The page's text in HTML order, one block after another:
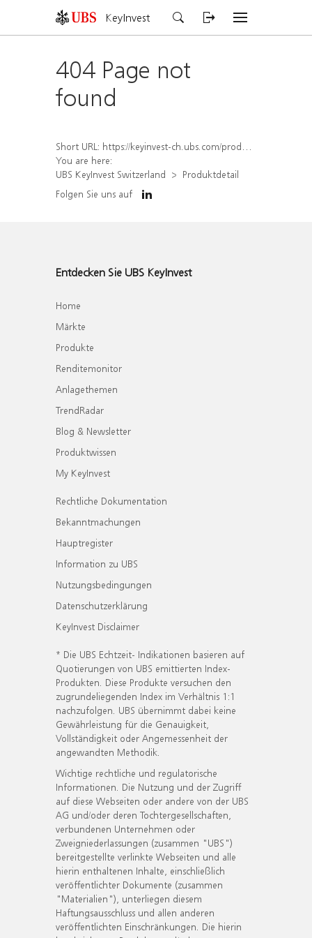
KeyInvest
404 Page not
found
Short URL: https://keyinvest-ch.ubs.com/produkt/detail/index/isin/CH1579307534
You are here:
UBS KeyInvest Switzerland
Produktdetail
Folgen Sie uns auf
Entdecken Sie UBS KeyInvest
Home
Märkte
Produkte
Renditemonitor
Anlagethemen
TrendRadar
Blog & Newsletter
Produktwissen
My KeyInvest
Rechtliche Dokumentation
Bekanntmachungen
Hauptregister
Information zu UBS
Nutzungsbedingungen
Datenschutzerklärung
KeyInvest Disclaimer
* Die UBS Echtzeit- Indikationen basieren auf
Quotierungen von UBS emittierten Index-
Produkten. Diese Produkte versuchen den
zugrundeliegenden Index im Verhältnis 1:1
nachzufolgen. UBS übernimmt dabei keine
Gewährleistung für die Genauigkeit,
Vollständigkeit oder Angemessenheit der
angewandten Methodik.
Wichtige rechtliche und regulatorische
Informationen. Die Nutzung und der Zugriff
auf diese Webseiten oder andere von der UBS
AG und/oder deren Tochtergesellschaften,
verbundenen Unternehmen oder
Zweigniederlassungen (zusammen "UBS")
bereitgestellte verlinkte Webseiten und alle
hierin enthaltenen Inhalte, einschließlich
veröffentlichter Dokumente (zusammen
"Materialien"), unterliegen diesem
Haftungsausschluss und allen anderen
veröffentlichten Einschränkungen. Die hierin